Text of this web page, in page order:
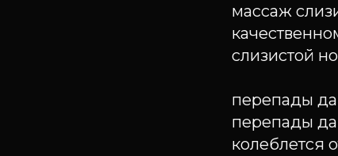
массаж
слизистой
перепады
перепады
колеблется